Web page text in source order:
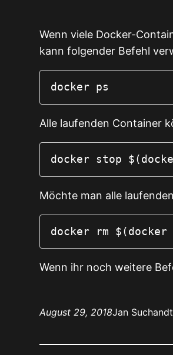
Wenn viele Docker-
kann folgender Befehl
docker ps
Alle laufenden Container
docker stop
Möchte man alle
docker rm
Wenn ihr noch weitere
August 29, 2018Jan Suchandt